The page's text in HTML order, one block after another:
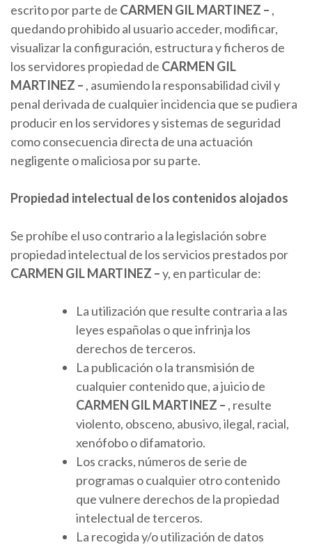
escrito por parte de CARMEN GIL MARTINEZ – ,
quedando prohibido al usuario acceder, modificar,
visualizar la configuración, estructura y ficheros de
los servidores propiedad de CARMEN GIL
MARTINEZ – , asumiendo la responsabilidad civil y
penal derivada de cualquier incidencia que se pudiera
producir en los servidores y sistemas de seguridad
como consecuencia directa de una actuación
negligente o maliciosa por su parte.
Propiedad intelectual de los contenidos alojados
Se prohíbe el uso contrario a la legislación sobre
propiedad intelectual de los servicios prestados por
CARMEN GIL MARTINEZ –y, en particular de:
La utilización que resulte contraria a las
leyes españolas o que infrinja los
derechos de terceros.
La publicación o la transmisión de
cualquier contenido que, a juicio de
CARMEN GIL MARTINEZ – , resulte
violento, obsceno, abusivo, ilegal, racial,
xenófobo o difamatorio.
Los cracks, números de serie de
programas o cualquier otro contenido
que vulnere derechos de la propiedad
intelectual de terceros.
La recogida y/o utilización de datos